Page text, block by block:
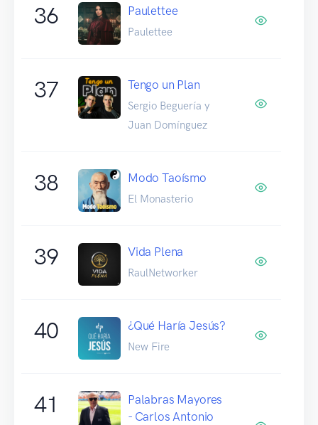
36 Paulettee
Paulettee
37 Tengo un Plan
Sergio Beguería y
Juan Domínguez
38 Modo Taoísmo
El Monasterio
39 Vida Plena
RaulNetworker
40 ¿Qué Haría Jesús?
New Fire
41
Palabras Mayores
- Carlos Antonio